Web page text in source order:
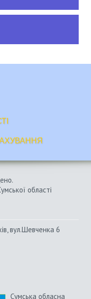
області
вул.Шевченка 6
Сумська обласна